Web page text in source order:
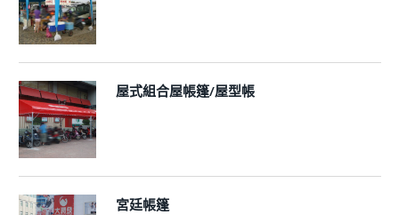
屋式組合屋帳篷/屋型帳
宮廷帳篷